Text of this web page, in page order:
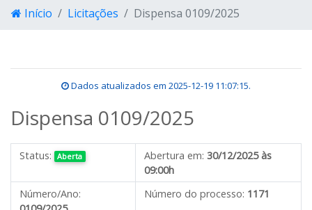
Início Licitações Dispensa 0109/2025
Dados atualizados em 2025-12-19 11:07:15.
Dispensa 0109/2025
Status: Aberta Abertura em: 30/12/2025 às
09:00h
Número/Ano:
Número do processo: 1171